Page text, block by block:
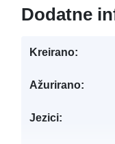
Dodatne
Kreirano:
Ažurirano:
Jezici: